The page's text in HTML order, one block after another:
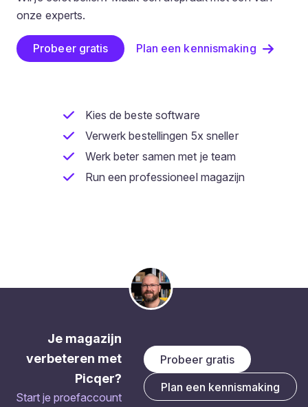
onze experts.
Probeer gratis Plan een kennismaking
Kies de beste software
Verwerk bestellingen 5x sneller
Werk beter samen met je team
Run een professioneel magazijn
Je magazijn
verbeteren met
Picqer?
Start je proefaccount
Probeer gratis
Plan een kennismaking